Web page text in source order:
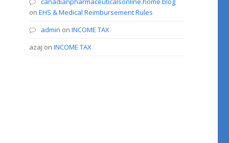
on EHS & Medical Reimbursement Rules
admin on INCOME TAX
azaj on INCOME TAX